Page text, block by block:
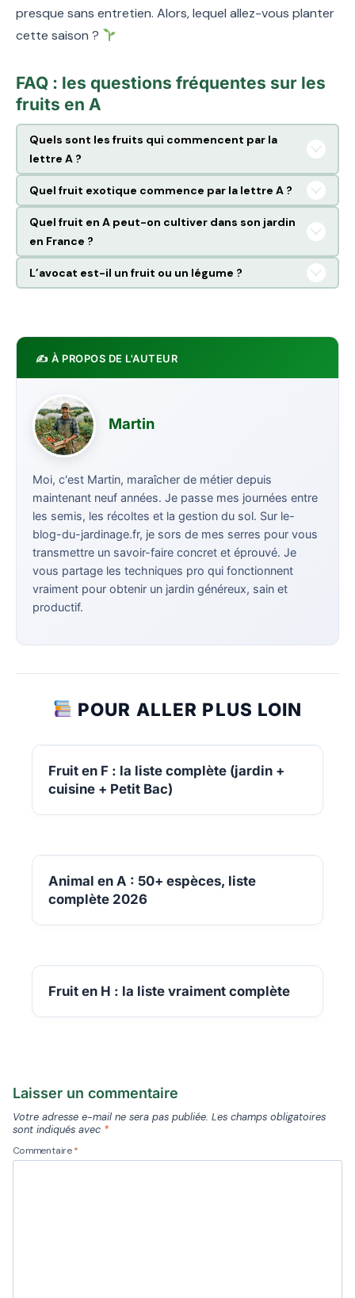
presque sans entretien. Alors, lequel allez-vous planter
cette saison ?
FAQ : les questions fréquentes sur les
fruits en A
Quels sont les fruits qui commencent par la
lettre A ?
Quel fruit exotique commence par la lettre A ?
Quel fruit en A peut-on cultiver dans son jardin
en France ?
L’avocat est-il un fruit ou un légume ?
✍️ À PROPOS DE L'AUTEUR
Martin
Moi, c'est Martin, maraîcher de métier depuis
maintenant neuf années. Je passe mes journées entre
les semis, les récoltes et la gestion du sol. Sur le-
blog-du-jardinage.fr, je sors de mes serres pour vous
transmettre un savoir-faire concret et éprouvé. Je
vous partage les techniques pro qui fonctionnent
vraiment pour obtenir un jardin généreux, sain et
productif.
POUR ALLER PLUS LOIN
Fruit en F : la liste complète (jardin +
cuisine + Petit Bac)
Animal en A : 50+ espèces, liste
complète 2026
Fruit en H : la liste vraiment complète
Laisser un commentaire
Votre adresse e-mail ne sera pas publiée. Les champs obligatoires
sont indiqués avec *
Commentaire*